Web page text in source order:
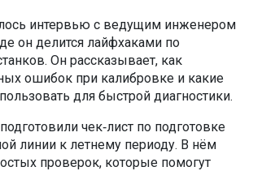
интервью с ведущим инженером
он делится лайфхаками по
Он рассказывает, как
ошибок при калибровке и какие
для быстрой диагностики.
чек‑лист по подготовке
линии к летнему периоду. В нём
проверок, которые помогут